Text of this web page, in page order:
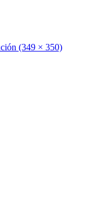
(349 × 350)